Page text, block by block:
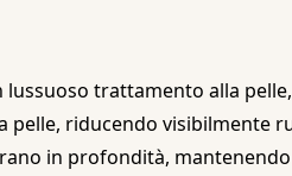
trattamento alla
pelle, riducendo visibilmente
in profondità,